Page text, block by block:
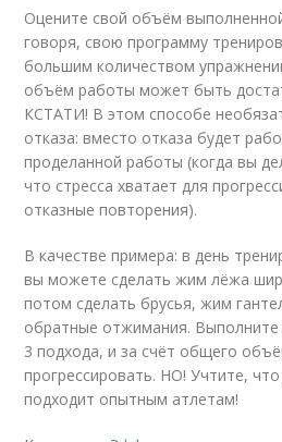
Оцените свой объём
говоря, свою программу
большим количеством
объём работы может быть
КСТАТИ! В этом способе
отказа: вместо отказа будет
проделанной работы (когда вы
что стресса хватает для
отказные повторения).
В качестве примера: в день
вы можете сделать жим лёжа
потом сделать брусья, жим
обратные отжимания.
3 подхода, и за счёт общего
прогрессировать. НО! Учтите,
подходит опытным атлетам!